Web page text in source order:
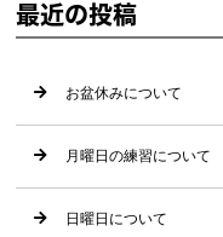
最近の投稿
お盆休みについて
月曜日の練習について
日曜日について